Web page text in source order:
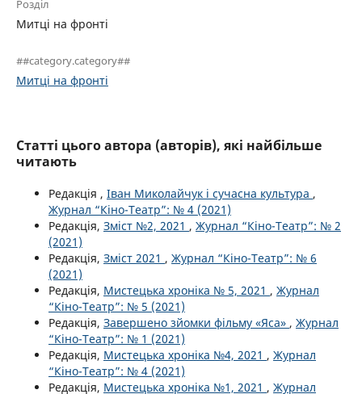
Розділ
Митці на фронті
##category.category##
Митці на фронті
Статті цього автора (авторів), які найбільше
читають
Редакція , Іван Миколайчук і сучасна культура ,
Журнал “Кіно-Театр”: № 4 (2021)
Редакція, Зміст №2, 2021 , Журнал “Кіно-Театр”: № 2
(2021)
Редакція, Зміст 2021 , Журнал “Кіно-Театр”: № 6
(2021)
Редакція, Мистецька хроніка № 5, 2021 , Журнал
“Кіно-Театр”: № 5 (2021)
Редакція, Завершено зйомки фільму «Яса» , Журнал
“Кіно-Театр”: № 1 (2021)
Редакція, Мистецька хроніка №4, 2021 , Журнал
“Кіно-Театр”: № 4 (2021)
Редакція, Мистецька хроніка №1, 2021 , Журнал